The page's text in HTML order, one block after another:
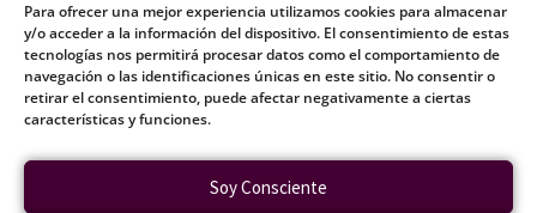
Para ofrecer una mejor experiencia utilizamos cookies para almacenar
y/o acceder a la información del dispositivo. El consentimiento de estas
tecnologías nos permitirá procesar datos como el comportamiento de
navegación o las identificaciones únicas en este sitio. No consentir o
retirar el consentimiento, puede afectar negativamente a ciertas
características y funciones.
Soy Consciente
Síguenos en Odysee
Política de privacidad